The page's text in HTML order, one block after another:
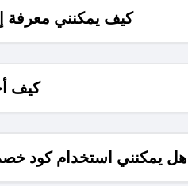
كيف يمكنني معرفة
كيف
هل يمكنني استخدام كود